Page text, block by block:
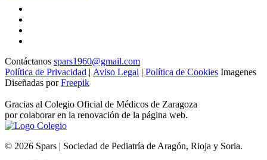
Contáctanos spars1960@gmail.com
Política de Privacidad | Aviso Legal | Política de Cookies Imagenes
Diseñadas porFreepik
Gracias al Colegio Oficial de Médicos de Zaragoza
por colaborar en la renovación de la página web.
© 2026 Spars | Sociedad de Pediatría de Aragón, Rioja y Soria.